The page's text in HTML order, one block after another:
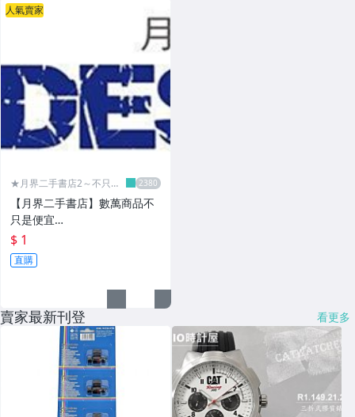
人氣賣家
★月界二手書店2～不只是
【月界二手書店】數萬商品不
只是便宜…
$ 1
直購
賣家最新刊登 看更多